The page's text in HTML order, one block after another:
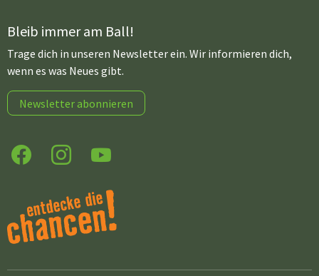
Bleib immer am Ball!
Trage dich in unseren Newsletter ein. Wir informieren dich,
wenn es was Neues gibt.
Newsletter abonnieren